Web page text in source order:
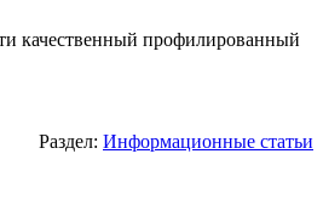
качественный профилированный
Раздел: Информационные статьи